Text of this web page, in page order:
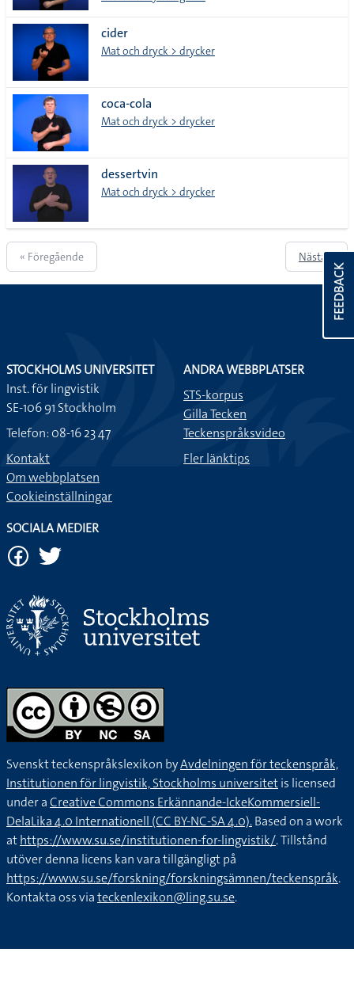
cider
Mat och dryck > drycker
coca-cola
Mat och dryck > drycker
dessertvin
Mat och dryck > drycker
« Föregående Nästa »
FEEDBACK
STOCKHOLMS UNIVERSITET
Inst. för lingvistik
SE-106 91 Stockholm
Telefon: 08-16 23 47
Kontakt
Om webbplatsen
Cookieinställningar
ANDRA WEBBPLATSER
STS-korpus
Gilla Tecken
Teckenspråksvideo
Fler länktips
SOCIALA MEDIER
Svenskt teckenspråkslexikon byAvdelningen för teckenspråk,
Institutionen för lingvistik, Stockholms universitetis licensed
under aCreative Commons Erkännande-IckeKommersiell-
DelaLika 4.0 Internationell (CC BY-NC-SA 4.0).Based on a work
athttps://www.su.se/institutionen-for-lingvistik/. Tillstånd
utöver denna licens kan vara tillgängligt på
https://www.su.se/forskning/forskningsämnen/teckenspråk.
Kontakta oss viateckenlexikon@ling.su.se.